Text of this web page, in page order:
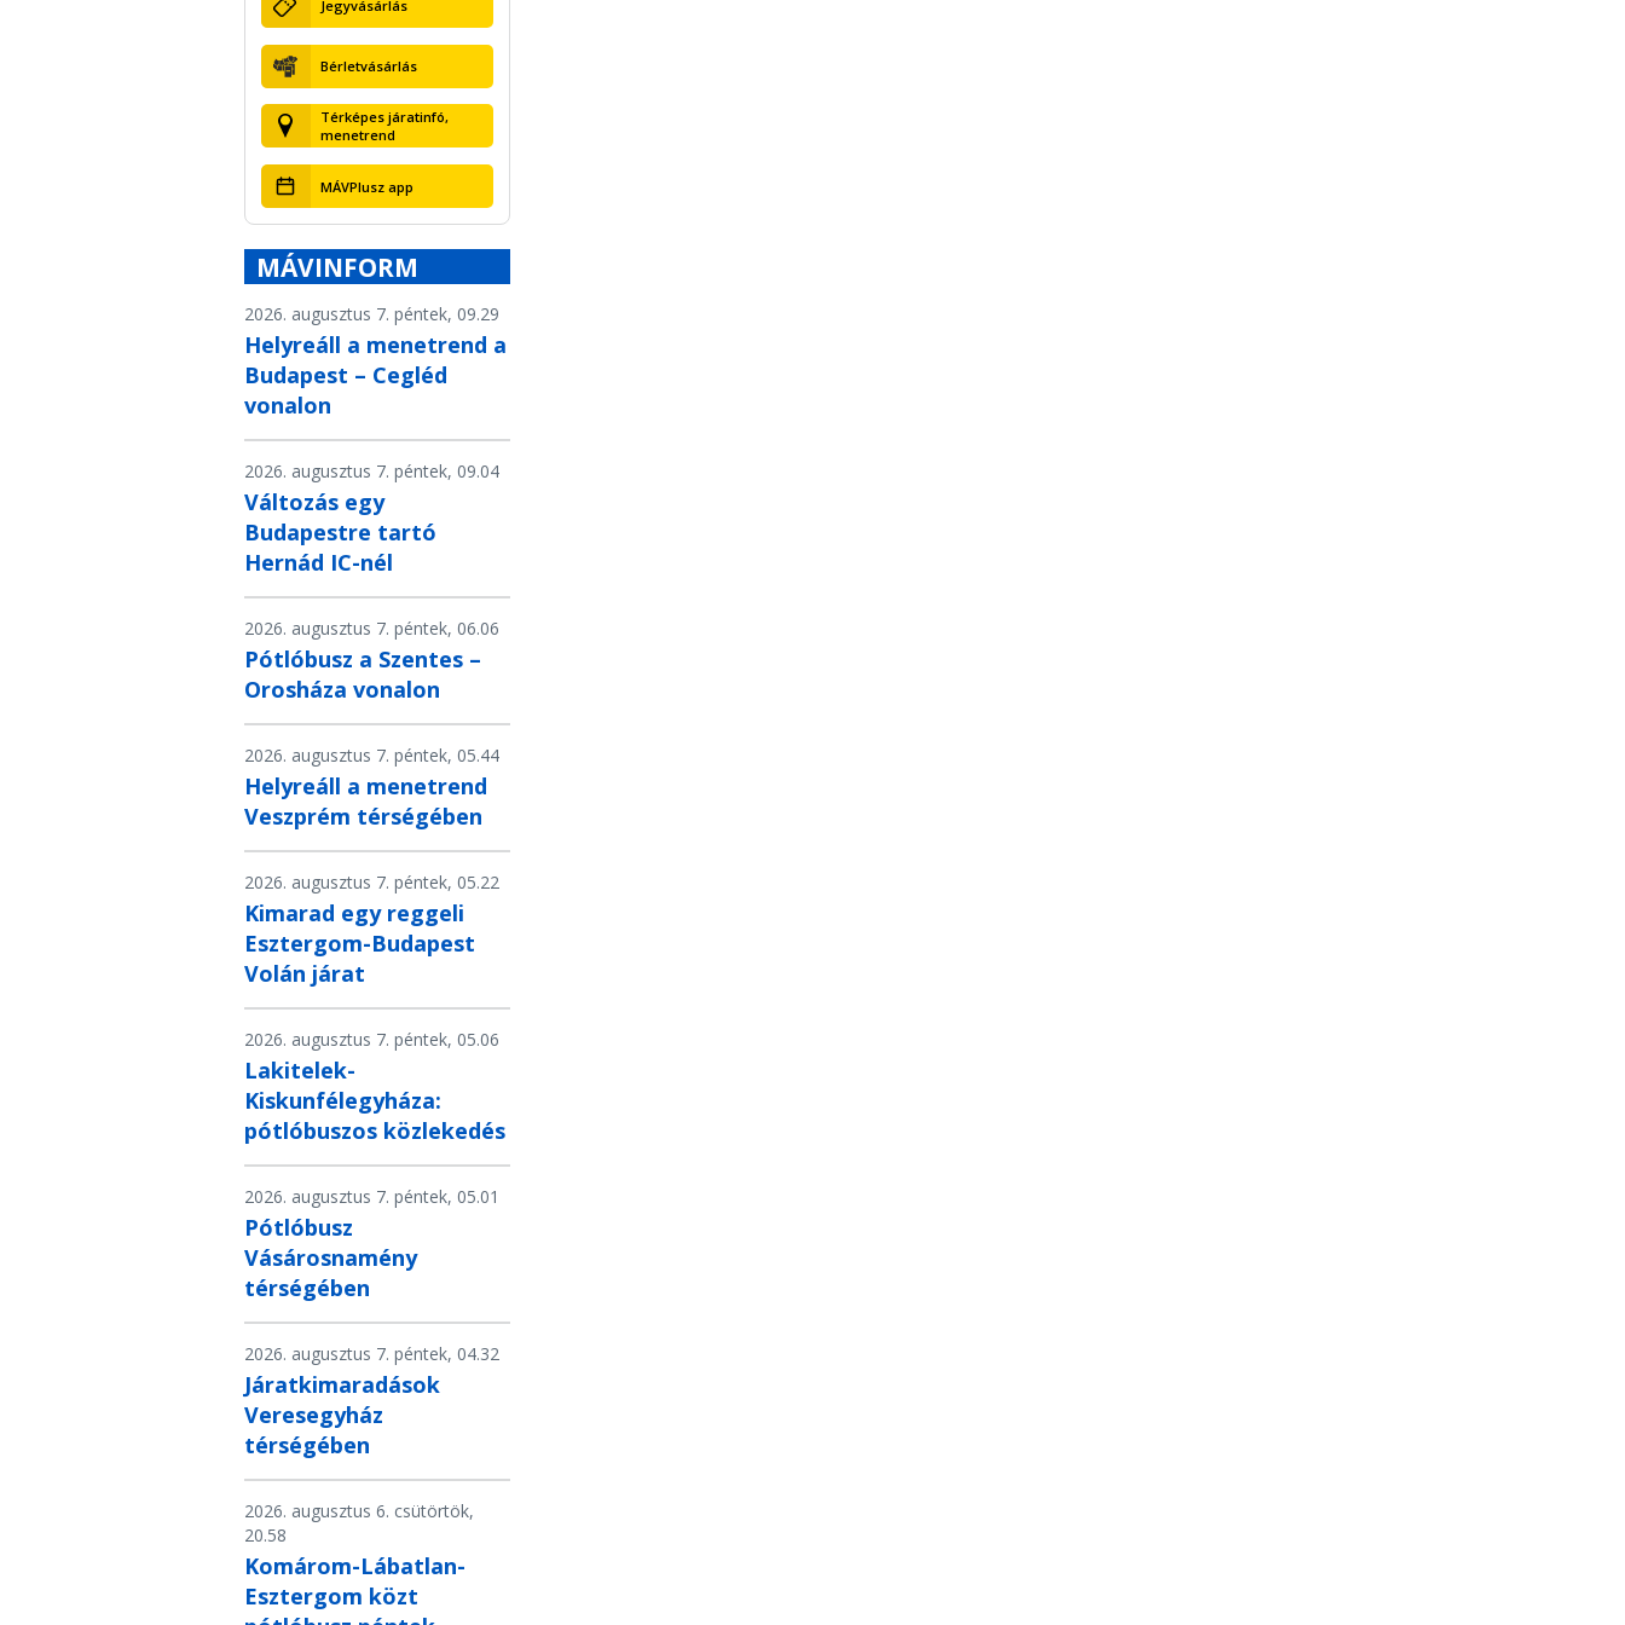
Jegyvásárlás
Bérletvásárlás
Térképes járatinfó,
menetrend
MÁVPlusz app
MÁVINFORM
2026. augusztus 7. péntek, 09.29
Helyreáll a menetrend a
Budapest – Cegléd
vonalon
2026. augusztus 7. péntek, 09.04
Változás egy
Budapestre tartó
Hernád IC-nél
2026. augusztus 7. péntek, 06.06
Pótlóbusz a Szentes –
Orosháza vonalon
2026. augusztus 7. péntek, 05.44
Helyreáll a menetrend
Veszprém térségében
2026. augusztus 7. péntek, 05.22
Kimarad egy reggeli
Esztergom-Budapest
Volán járat
2026. augusztus 7. péntek, 05.06
Lakitelek-
Kiskunfélegyháza:
pótlóbuszos közlekedés
2026. augusztus 7. péntek, 05.01
Pótlóbusz
Vásárosnamény
térségében
2026. augusztus 7. péntek, 04.32
Járatkimaradások
Veresegyház
térségében
2026. augusztus 6. csütörtök,
20.58
Komárom-Lábatlan-
Esztergom közt